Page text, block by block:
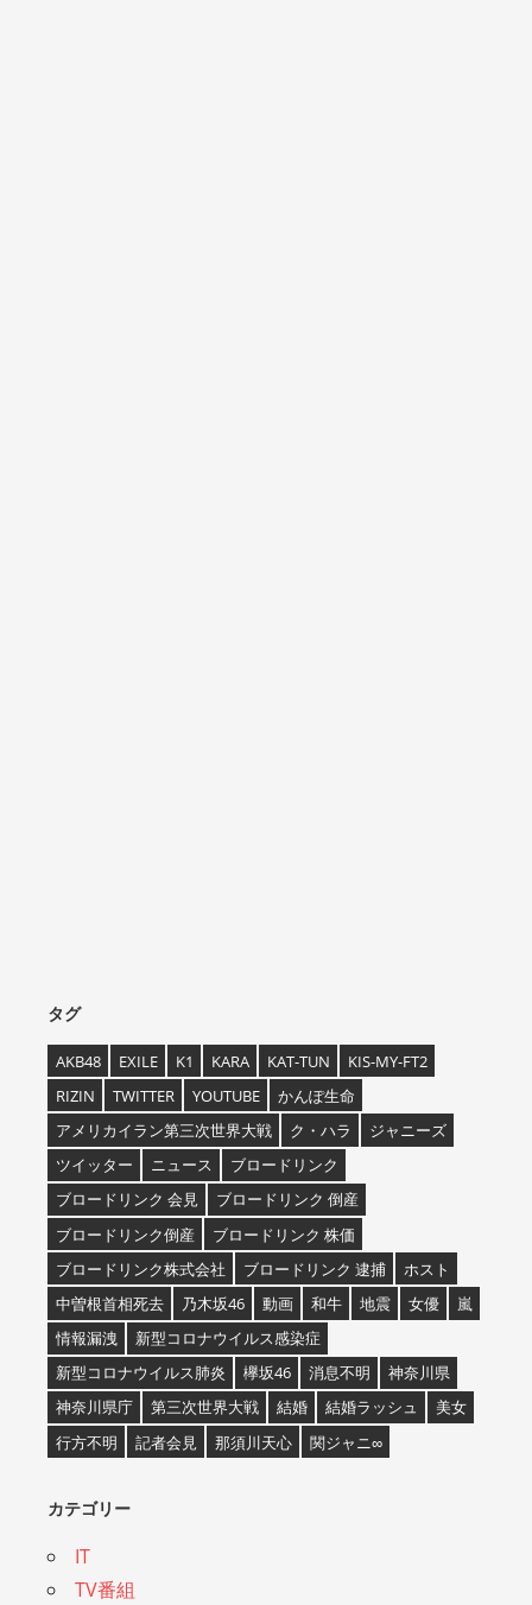
タグ
AKB48 EXILE K1 KARA KAT-TUN
KIS-MY-FT2
RIZIN
TWITTER YOUTUBE
かんぽ生命
アメリカイラン第三次世界大戦
ク・ハラ
ジャニーズ
ツイッター
ニュース
ブロードリンク
ブロードリンク 会見
ブロードリンク 倒産
ブロードリンク倒産
ブロードリンク 株価
ブロードリンク株式会社
ブロードリンク 逮捕
ホスト
中曽根首相死去
乃木坂46 動画 和牛 地震 女優
嵐
情報漏洩
新型コロナウイルス感染症
新型コロナウイルス肺炎
欅坂46 消息不明
神奈川県
神奈川県庁
第三次世界大戦 結婚 結婚ラッシュ
美女
行方不明
記者会見 那須川天心 関ジャニ∞
カテゴリー
IT
TV番組